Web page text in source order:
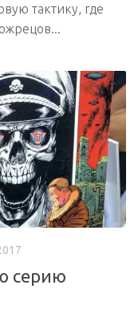
тактику, где
серию